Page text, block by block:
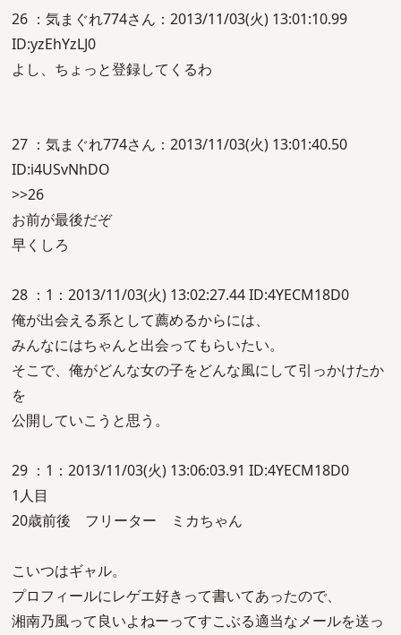
26 ：気まぐれ774さん：2013/11/03(火) 13:01:10.99
ID:yzEhYzLJ0
よし、ちょっと登録してくるわ
27 ：気まぐれ774さん：2013/11/03(火) 13:01:40.50
ID:i4USvNhDO
>>26
お前が最後だぞ
早くしろ
28 ：1：2013/11/03(火) 13:02:27.44 ID:4YECM18D0
俺が出会える系として薦めるからには、
みんなにはちゃんと出会ってもらいたい。
そこで、俺がどんな女の子をどんな風にして引っかけたか
を
公開していこうと思う。
29 ：1：2013/11/03(火) 13:06:03.91 ID:4YECM18D0
1人目
20歳前後 フリーター ミカちゃん
こいつはギャル。
プロフィールにレゲエ好きって書いてあったので、
湘南乃風って良いよねーってすこぶる適当なメールを送っ